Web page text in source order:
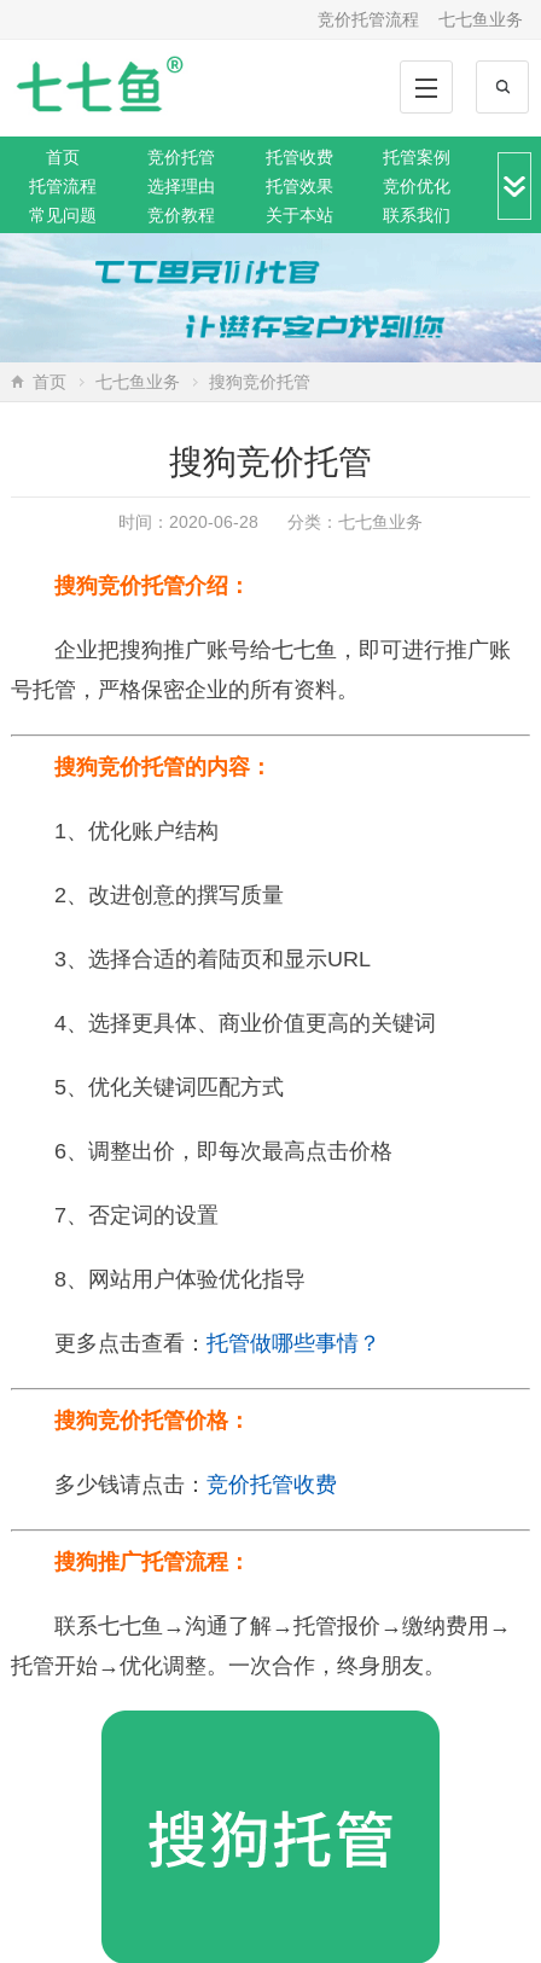
竞价托管流程 七七鱼业务
首页 竞价托管 托管收费
托管案例
托管流程
选择理由 托管效果
竞价优化
常见问题
竞价教程 关于本站
联系我们
竞价转化
网站托管
360托管 神马托管
微信托管
搜索资讯 网络营销
SEO排名
首页 七七鱼业务 搜狗竞价托管
搜狗竞价托管
时间：2020-06-28 分类： 七七鱼业务
搜狗竞价托管介绍：
企业把搜狗推广账号给七七鱼，即可进行推广账
号托管，严格保密企业的所有资料。
搜狗竞价托管的内容：
1、优化账户结构
2、改进创意的撰写质量
3、选择合适的着陆页和显示URL
4、选择更具体、商业价值更高的关键词
5、优化关键词匹配方式
6、调整出价，即每次最高点击价格
7、否定词的设置
8、网站用户体验优化指导
更多点击查看： 托管做哪些事情？
搜狗竞价托管价格：
多少钱请点击： 竞价托管收费
搜狗推广托管流程：
联系七七鱼→沟通了解→托管报价→缴纳费用→
托管开始→优化调整。一次合作，终身朋友。